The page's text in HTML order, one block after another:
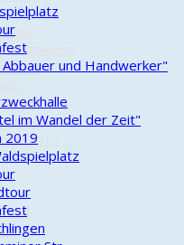
2015
und Handwerker"
im Wandel der Zeit"
2019